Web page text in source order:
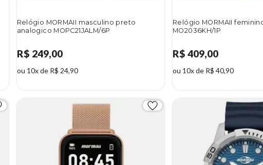
Relógio MORMAII masculino preto
analogico MOPC21JALM/6P
R$ 249,00
ou 10x de R$ 24,90
Relógio MORMAII
MO2036KH/1P
R$ 409,00
ou 10x de R$ 40,90